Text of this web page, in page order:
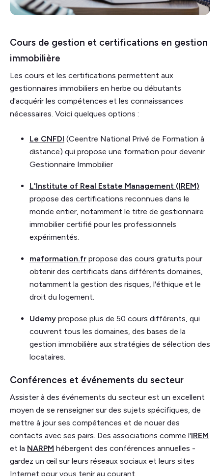
Cours de gestion et certifications en gestion
immobilière
Les cours et les certifications permettent aux
gestionnaires immobiliers en herbe ou débutants
d'acquérir les compétences et les connaissances
nécessaires. Voici quelques options :
Le CNFDI (Ceentre National Privé de Formation à
distance) qui propose une formation pour devenir
Gestionnaire Immobilier
L'Institute of Real Estate Management (IREM)
propose des certifications reconnues dans le
monde entier, notamment le titre de gestionnaire
immobilier certifié pour les professionnels
expérimentés.
maformation.fr propose des cours gratuits pour
obtenir des certificats dans différents domaines,
notamment la gestion des risques, l'éthique et le
droit du logement.
Udemy propose plus de 50 cours différents, qui
couvrent tous les domaines, des bases de la
gestion immobilière aux stratégies de sélection des
locataires.
Conférences et événements du secteur
Assister à des événements du secteur est un excellent
moyen de se renseigner sur des sujets spécifiques, de
mettre à jour ses compétences et de nouer des
contacts avec ses pairs. Des associations comme l'IREM
et la NARPM hébergent des conférences annuelles -
gardez un œil sur leurs réseaux sociaux et leurs sites
Internet pour vous tenir au courant.